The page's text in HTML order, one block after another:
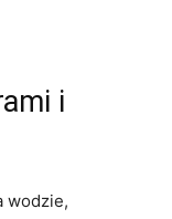
i
wodzie,